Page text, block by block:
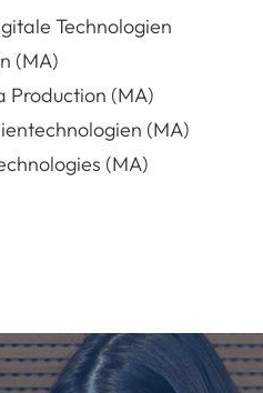
Technologien
(MA)
Production (MA)
(MA)
(MA)